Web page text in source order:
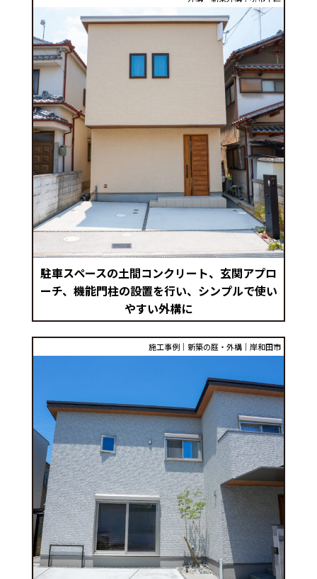
駐車スペースの土間コンクリート、玄関アプロ
ーチ、機能門柱の設置を行い、シンプルで使い
やすい外構に
施工事例｜新築の庭・外構｜岸和田市